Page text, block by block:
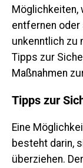
Möglichkeiten,
entfernen oder
unkenntlich zu
Tipps zur
Maßnahmen
Tipps zur
Eine
besteht darin,
überziehen.